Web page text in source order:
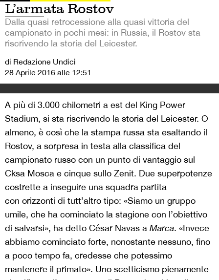
L’armata Rostov
Dalla quasi retrocessione alla quasi vittoria del
campionato in pochi mesi: in Russia, il Rostov sta
riscrivendo la storia del Leicester.
di Redazione Undici
28 Aprile 2016 alle 12:51
A più di 3.000 chilometri a est del King Power
Stadium, si sta riscrivendo la storia del Leicester. O
almeno, è così che la stampa russa sta esaltando il
Rostov, a sorpresa in testa alla classifica del
campionato russo con un punto di vantaggio sul
Cksa Mosca e cinque sullo Zenit. Due superpotenze
costrette a inseguire una squadra partita
con orizzonti di tutt’altro tipo: «Siamo un gruppo
umile, che ha cominciato la stagione con l’obiettivo
di salvarsi», ha detto César Navas a Marca. «Invece
abbiamo cominciato forte, nonostante nessuno, fino
a poco tempo fa, credesse che potessimo
mantenere il primato». Uno scetticismo pienamente